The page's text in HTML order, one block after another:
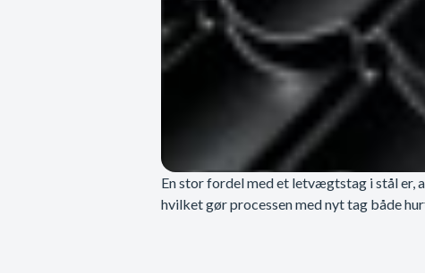
En stor fordel med et letvægtstag i stål er,
hvilket gør processen med nyt tag både